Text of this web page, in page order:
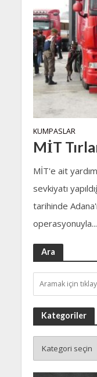
KUMPASLAR
MİT
MİT'e ait
sevkiyatı
tarihinde
operasyonuyla...
Ara
Kategoriler